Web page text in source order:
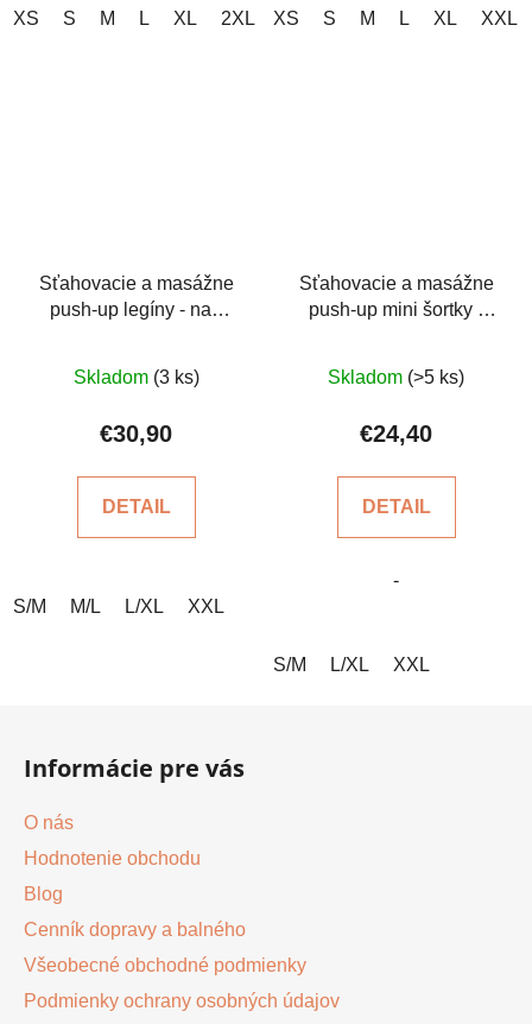
XS S M L XL 2XL 3XL
XS S M L XL XXL
Sťahovacie a masážne
push-up legíny - nad
hodnotenie
produktu
z
Skladom (3 ks)
€30,90
DETAIL
S/M M/L L/XL XXL
Sťahovacie a masážne
push-up mini šortky -
hodnotenie
produktu
z
hviezdičiek.
Skladom (>5 ks)
€24,40
DETAIL
-
S/M L/XL XXL
Informácie pre vás
O nás
Hodnotenie obchodu
Blog
Cenník dopravy a balného
Všeobecné obchodné podmienky
Podmienky ochrany osobných údajov